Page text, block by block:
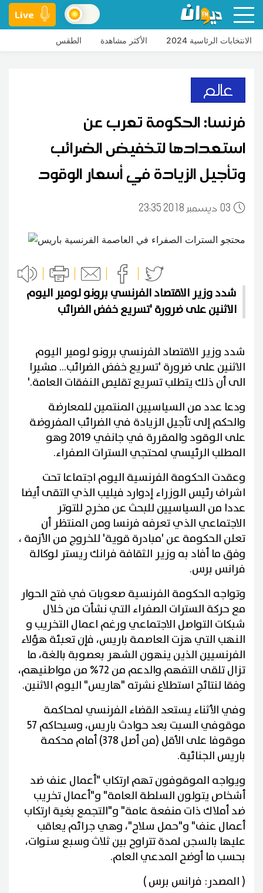
Live
الانتخابات الرئاسية 2024 الأكثر مشاهدة الطقس
عالم
فرنسا: الحكومة تعرب عن
استعدادها لتخفيض الضرائب
وتأجيل الزيادة في أسعار الوقود
0323:35 2018 ديسمبر
شدد وزير الاقتصاد الفرنسي برونو لومير اليوم
الاثنين على ضرورة 'تسريع خفض الضرائب
شدد وزير الاقتصاد الفرنسي برونو لومير اليوم
الاثنين على ضرورة 'تسريع خفض الضرائب... مشيرا
الى أن ذلك يتطلب تسريع تقليص النفقات العامة.
'
ودعا عدد من السياسيين المنتمين للمعارضة
والحكم إلى تأجيل الزيادة في الضرائب المفروضة
على الوقود والمقررة في جانفي 2019 وهو
المطلب الرئيسي لمحتجي السترات الصفراء.
وعقدت الحكومة الفرنسية اليوم اجتماعا تحت
اشراف رئيس الوزراء إدوارد فيليب الذي التقى أيضا
عددا من السياسيين للبحث عن مخرج للتوتر
الاجتماعي الذي تعرفه فرنسا ومن المنتظر أن
تعلن الحكومة عن 'مبادرة قوية' للخروج من الأزمة ،
وفق ما أفاد به وزير الثقافة فرانك ريستر لوكالة
فرانس برس.
وتواجه الحكومة الفرنسية صعوبات في فتح الحوار
مع حركة السترات الصفراء التي نشأت من خلال
شبكات التواصل الاجتماعي ورغم اعمال التخريب و
النهب التي هزت العاصمة باريس، فإن تعبئة هؤلاء
الفرنسيين الذين ينهون الشهر بعصوبة بالغة، ما
تزال تلقى التفهم والدعم من 72% من مواطنيهم،
وفقا لنتائج استطلاع نشرته "هاريس" اليوم الاثنين.
وفي الأثناء يستعد القضاء الفرنسي لمحاكمة
موقوفي السبت بعد حوادث باريس، وسيحاكم 57
موقوفا على الأقل (من أصل 378) أمام محكمة
باريس الجنائية.
ويواجه الموقوفون تهم ارتكاب "أعمال عنف ضد
أشخاص يتولون السلطة العامة" و"أعمال تخريب
ضد أملاك ذات منفعة عامة" و"التجمع بغية ارتكاب
أعمال عنف" و"حمل سلاح"، وهي جرائم يعاقب
عليها بالسجن لمدة تتراوح بين ثلاث وسبع سنوات،
بحسب ما أوضح المدعي العام.
( المصدر: فرانس برس )